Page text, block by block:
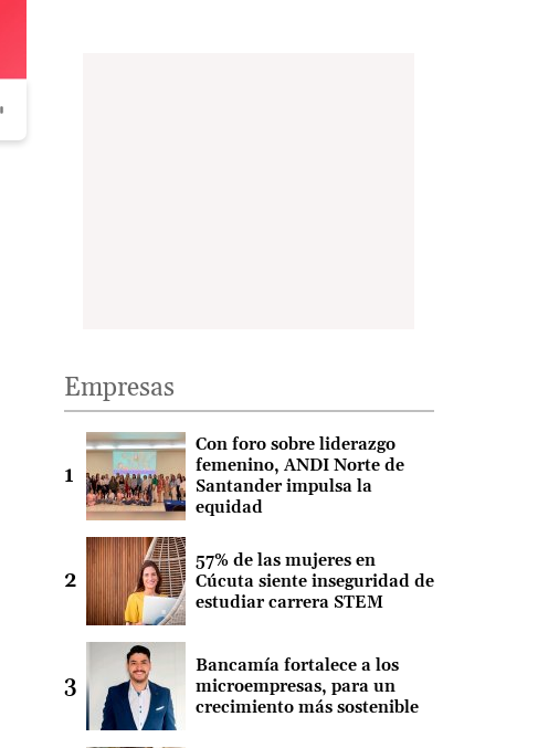
Empresas
Con foro sobre liderazgo
femenino, ANDI Norte de
Santander impulsa la
equidad
57% de las mujeres en
Cúcuta siente inseguridad de
estudiar carrera STEM
Bancamía fortalece a los
microempresas, para un
crecimiento más sostenible